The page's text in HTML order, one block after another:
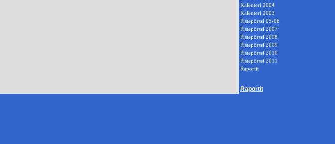
Kalenteri 2004
Kalenteri 2003
Pistepörssi 05-06
Pistepörssi 2007
Pistepörssi 2008
Pistepörssi 2009
Pistepörssi 2010
Pistepörssi 2011
Raportit
Raportit